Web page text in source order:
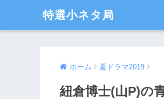
特選小ネタ局
ホーム 夏ドラマ2019
紐倉博士(山P)の